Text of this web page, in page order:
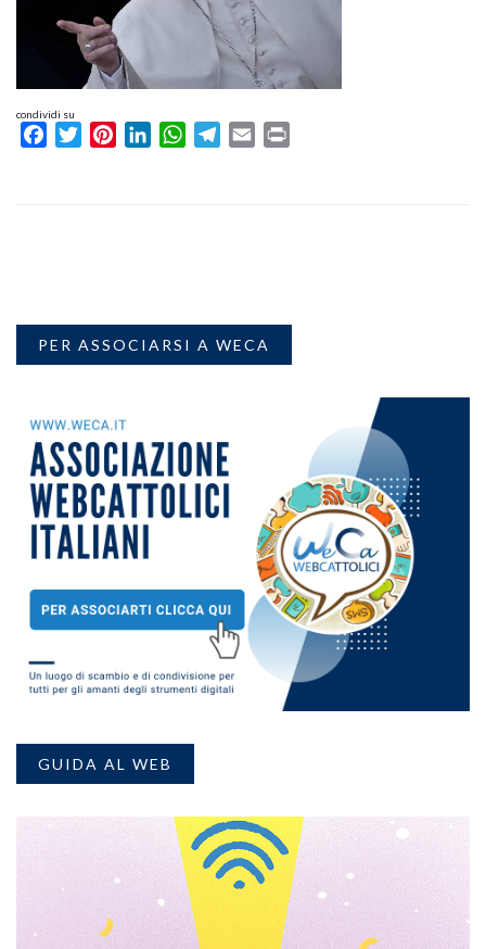
condividi su
FacebookTwitterPinterestLinkedInWhatsAppTelegram
Email
PER ASSOCIARSI A WECA
GUIDA AL WEB